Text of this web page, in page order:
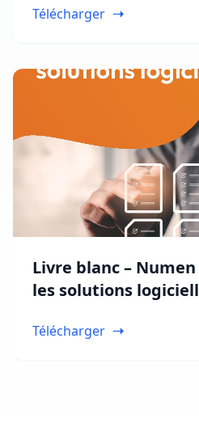
Télécharger
Livre blanc –
les solutions
Télécharger